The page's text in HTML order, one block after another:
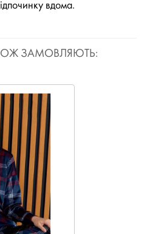
вдома.
ЗАМОВЛЯЮТЬ: